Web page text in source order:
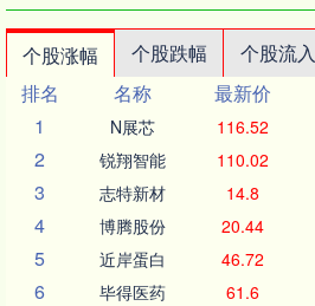
个股涨幅 个股跌幅 个股流入
排名
名称 最新价
1
N展芯 116.52
2 锐翔智能 110.02
3 志特新材 14.8
4 博腾股份 20.44
5 近岸蛋白 46.72
6 毕得医药 61.6